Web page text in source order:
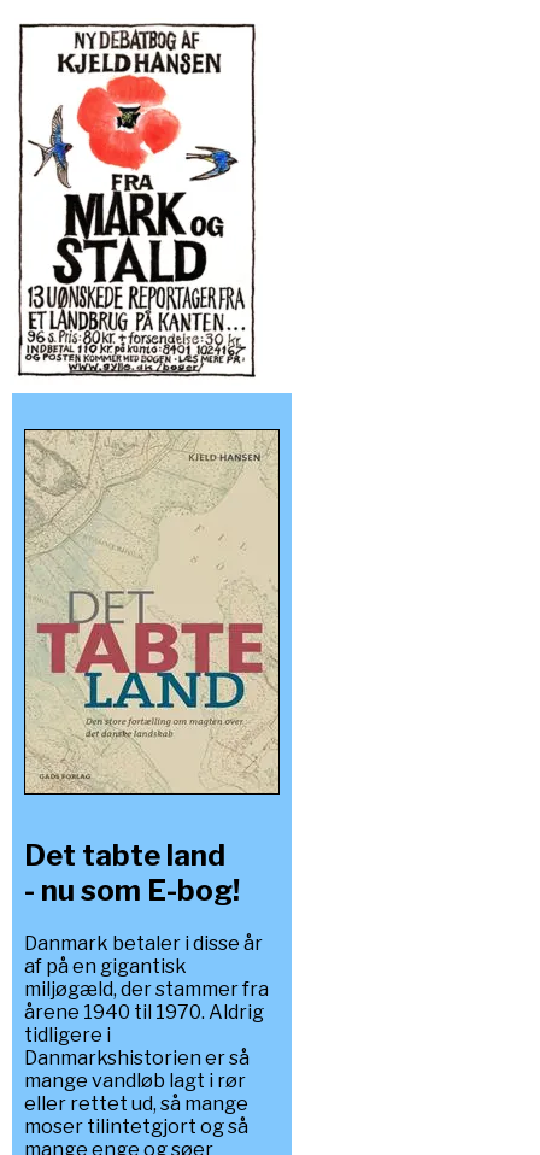
Det tabte land
- nu som E-bog!
Danmark betaler i disse år
af på en gigantisk
miljøgæld, der stammer fra
årene 1940 til 1970. Aldrig
tidligere i
Danmarkshistorien er så
mange vandløb lagt i rør
eller rettet ud, så mange
moser tilintetgjort og så
mange enge og søer